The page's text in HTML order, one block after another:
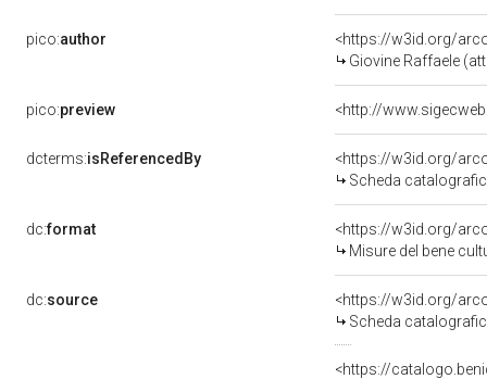
pico:author
<https://w3id.org/
Giovine Raffaele
pico:preview
dcterms:isReferencedBy
<https://w3id.org/
Scheda
dc:format
<https://w3id.org/
Misure del bene
dc:source
<https://w3id.org/
Scheda
<https://